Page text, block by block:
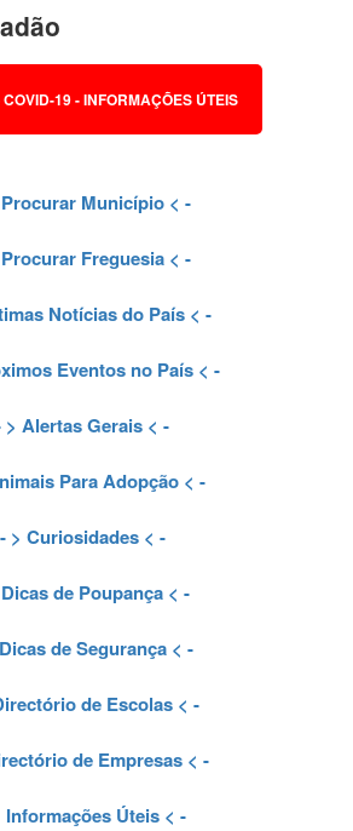
COVID-19 - INFORMAÇÕES ÚTEIS
Procurar Município< -
Procurar Freguesia< -
Notícias do País < -
Eventos no País < -
> Alertas Gerais < -
Para Adopção < -
- > Curiosidades< -
Dicas de Poupança < -
Dicas de Segurança< -
de Escolas < -
de Empresas< -
Informações Úteis< -